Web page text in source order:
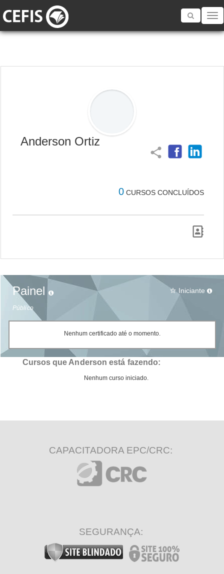
Toggle
Anderson Ortiz
share
0 CURSOS CONCLUÍDOS
Painel
Público
star_border Iniciante
Nenhum certificado até o momento.
Cursos que Anderson está fazendo:
Nenhum curso iniciado.
CAPACITADORA EPC/CRC:
SEGURANÇA: